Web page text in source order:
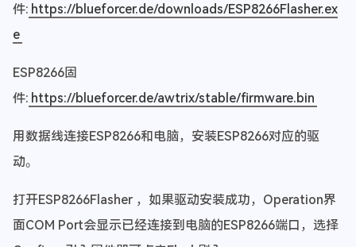
件: https://blueforcer.de/downloads/ESP8266Flasher.ex
e
ESP8266固
件: https://blueforcer.de/awtrix/stable/firmware.bin
用数据线连接ESP8266和电脑，安装ESP8266对应的驱
动。
打开ESP8266Flasher ，如果驱动安装成功，Operation界
面COM Port会显示已经连接到电脑的ESP8266端口，选择